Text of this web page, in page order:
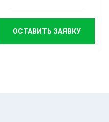
ОСТАВИТЬ ЗАЯВКУ